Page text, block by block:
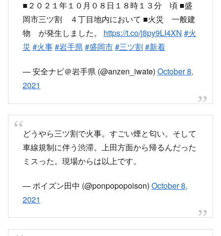
■２０２１年１０月０８日１８時１３分 頃 ■盛
岡市三ツ割 ４丁目地内において ■火災 一般建
物 が発生しました。 https://t.co/j8py9LI4XN #火
災 #火事#岩手県#盛岡市#三ツ割 #新着
— 安全ナビ＠岩手県 (@anzen_iwate) October 8,
2021
どうやら三ツ割で火事。すごい煙と匂い。そして
車線規制に伴う渋滞。上田方面から帰るんだった
ミスった。現場からは以上です。
— ポイズン田中 (@ponpopopoison) October 8,
2021